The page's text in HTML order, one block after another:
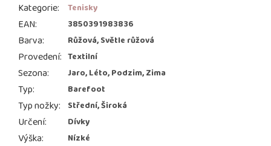
Kategorie: Tenisky
EAN: 3850391983836
Barva: Růžová, Světle růžová
Provedení: Textilní
Sezona: Jaro, Léto, Podzim, Zima
Typ: Barefoot
Typ nožky: Střední, Široká
Určení: Dívky
Výška: Nízké